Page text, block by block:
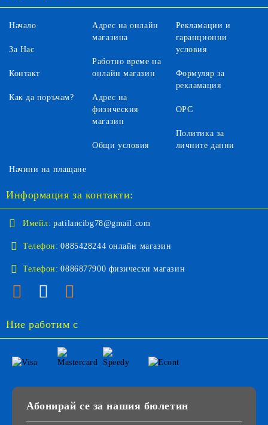
Начало
За Нас
Контакт
Как да поръчам?
Адрес на онлайн
магазина
Работно време на
онлайн магазин
Адрес на
физическия
магазин
Общи условия
Рекламации и
гаранционни
условия
Формуляр за
рекламация
ОРС
Политика за
личните данни
Начини на плащане
Информация за контакти:
Имейл: patilancibg78@gmail.com
Телефон: 0885428244 онлайн магазин
Телефон: 0886877900 физически магазин
Ние работим с
Абонирай се за нашия бюлетин